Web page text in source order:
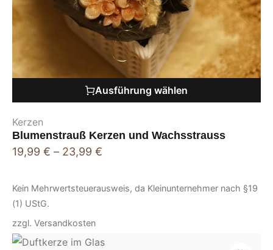
Ausführung wählen
Kerzen
Blumenstrauß Kerzen und Wachsstrauss
19,99 € – 23,99 €
Kein Mehrwertsteuerausweis, da Kleinunternehmer nach §19
(1) UStG.
zzgl. Versandkosten